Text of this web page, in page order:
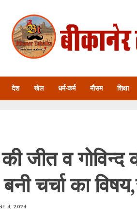
देश खेल धर्म-कर्म मौसम शिक्षा
जीत व गोविन्द
चर्चा का
4, 2024